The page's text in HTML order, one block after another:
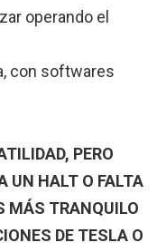
operando el
con softwares
PERO
UN HALT O FALTA
MÁS TRANQUILO
DE TESLA O